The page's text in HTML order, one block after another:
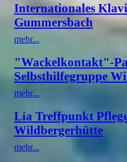
Internationales
Gummersbach
mehr...
"Wackelkontakt"-
Selbsthilfegruppe
mehr...
Lia Treffpunkt
Wildbergerhütte
mehr...